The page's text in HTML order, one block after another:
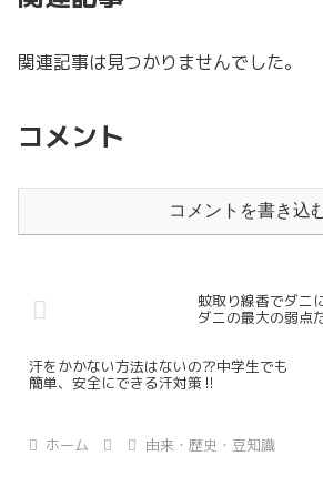
関連記事は見つかりませんでした。
コメント
コメントを書き込
蚊取り線香でダニ
ダニの最大の弱点
汗をかかない方法はないの⁇中学生でも
簡単、安全にできる汗対策‼
ホーム 由来・歴史・豆知識